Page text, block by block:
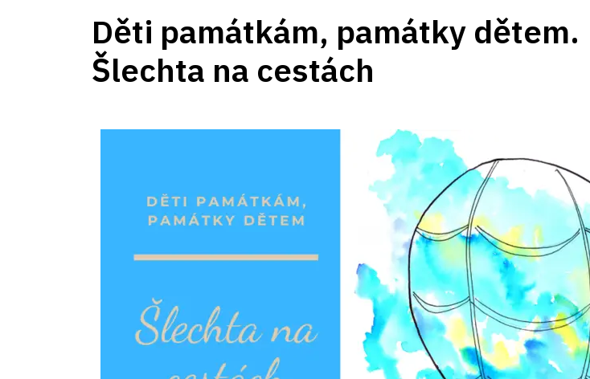
Děti památkám, památky dětem.
Šlechta na cestách